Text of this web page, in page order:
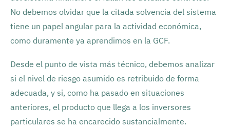
No debemos olvidar que la citada solvencia del sistema
tiene un papel angular para la actividad económica,
como duramente ya aprendimos en la GCF.
Desde el punto de vista más técnico, debemos analizar
si el nivel de riesgo asumido es retribuido de forma
adecuada, y si, como ha pasado en situaciones
anteriores, el producto que llega a los inversores
particulares se ha encarecido sustancialmente.